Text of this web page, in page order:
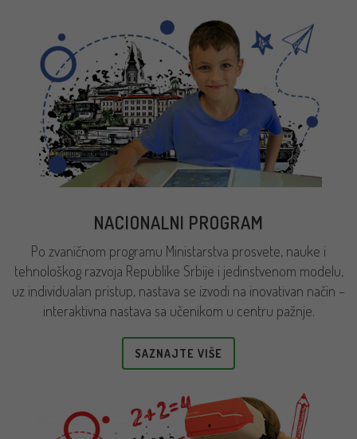
NACIONALNI PROGRAM
Po zvaničnom programu Ministarstva prosvete, nauke i
tehnološkog razvoja Republike Srbije i jedinstvenom modelu,
uz individualan pristup, nastava se izvodi na inovativan način –
interaktivna nastava sa učenikom u centru pažnje.
SAZNAJTE VIŠE